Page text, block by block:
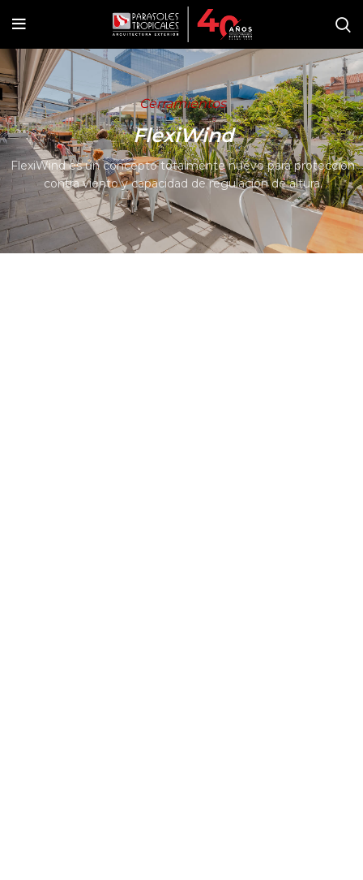
Cerramientos
FlexiWind
FlexiWind es un concepto totalmente nuevo para protección
contra viento y capacidad de regulación de altura.